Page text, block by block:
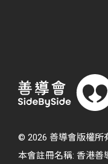
© 2026 善導會版權所
本會註冊名稱: 香港善